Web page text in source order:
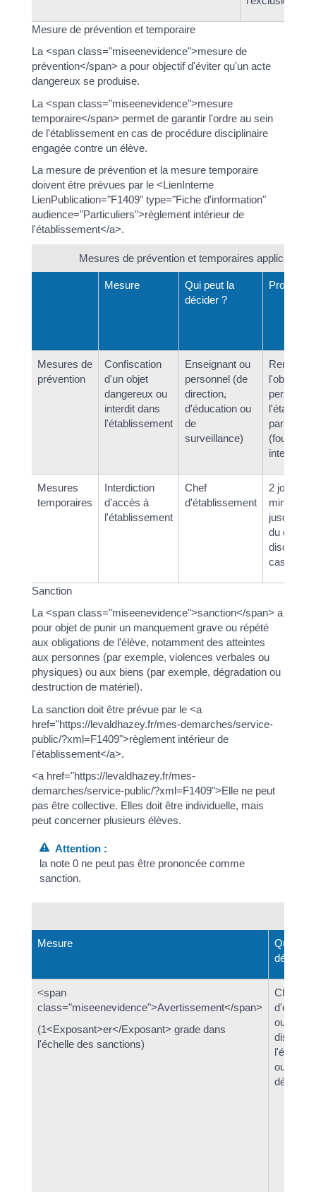
Mesure de prévention et temporaire
La <span class="miseenevidence">mesure de
prévention</span> a pour objectif d'éviter qu'un acte
dangereux se produise.
La <span class="miseenevidence">mesure
temporaire</span> permet de garantir l'ordre au sein
de l'établissement en cas de procédure disciplinaire
engagée contre un élève.
La mesure de prévention et la mesure temporaire
doivent être prévues par le <LienInterne
LienPublication="F1409" type="Fiche d'information"
audience="Particuliers">règlement intérieur de
l'établissement</a>.
Mesures de prévention et temporaires applicables
Mesure
Qui peut la
décider ?
Procédure
Mesures de
prévention
Confiscation
d'un objet
dangereux ou
interdit dans
l'établissement
Enseignant ou
personnel (de
direction,
d'éducation ou
de
surveillance)
Remise
l'objet au
personnel
par l'élève
(fouille
interdite)
Mesures
temporaires
Interdiction
d'accès à
l'établissement
Chef
d'établissement
2 jours
minimum
jusqu'à la
du
discipline
cas de
Sanction
La <span class="miseenevidence">sanction</span> a
pour objet de punir un manquement grave ou répété
aux obligations de l'élève, notamment des atteintes
aux personnes (par exemple, violences verbales ou
physiques) ou aux biens (par exemple, dégradation ou
destruction de matériel).
La sanction doit être prévue par le <a
href="https://levaldhazey.fr/mes-demarches/service-
public/?xml=F1409">règlement intérieur de
l'établissement</a>.
<a href="https://levaldhazey.fr/mes-
demarches/service-public/?xml=F1409">Elle ne peut
pas être collective. Elles doit être individuelle, mais
peut concerner plusieurs élèves.
Attention :
la note 0 ne peut pas être prononcée comme
sanction.
Mesure
Qui peut
décider ?
<span
class="miseenevidence">Avertissement</span>
(1<Exposant>er</Exposant> grade dans
l'échelle des sanctions)
Chef
ou
ou